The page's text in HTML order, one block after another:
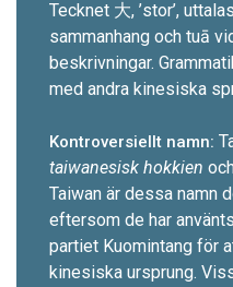
Tecknet 大, ’stor’,
sammanhang och tuā
beskrivningar.
med andra kinesiska
Kontroversiellt namn:
taiwanesisk hokkien och
Taiwan är dessa namn
eftersom de har
partiet Kuomintang för
kinesiska ursprung.